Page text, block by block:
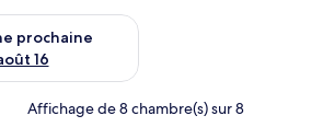
9
prochaine
16
pour la fin de semaine prochaine août
Affichage de 8 chambre(s) sur 8